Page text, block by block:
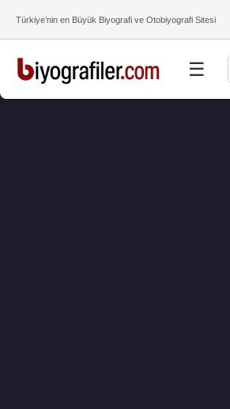
Türkiye’nin en Büyük Biyografi ve Otobiyografi Sitesi
☰